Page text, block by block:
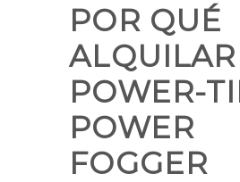
POR QUÉ
ALQUILAR
POWER-
POWER
FOGGER